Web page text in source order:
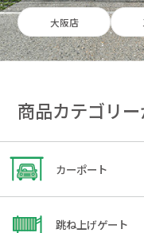
大阪店
商品カテゴリ
カーポート
跳ね上げゲート